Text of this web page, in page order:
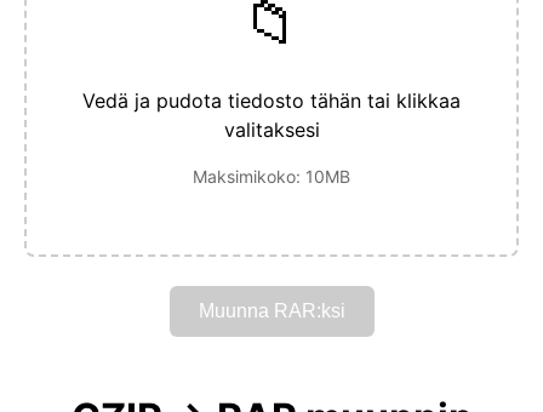
📁
Vedä ja pudota tiedosto tähän tai klikkaa
valitaksesi
Maksimikoko: 10MB
Muunna RAR:ksi